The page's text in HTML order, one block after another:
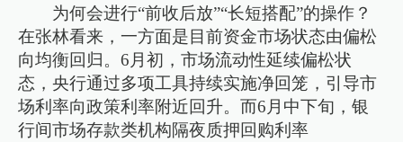
为何会进行“前收后放”“长短搭配”的操作？
在张林看来，一方面是目前资金市场状态由偏松
向均衡回归。6月初，市场流动性延续偏松状
态，央行通过多项工具持续实施净回笼，引导市
场利率向政策利率附近回升。而6月中下旬，银
行间市场存款类机构隔夜质押回购利率